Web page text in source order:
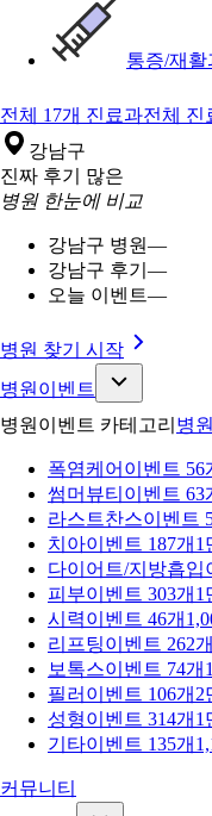
통증/재활
전체 17개 진료과전체 진
강남구
진짜 후기 많은
병원 한눈에 비교
강남구 병원—
강남구 후기 —
오늘 이벤트—
병원 찾기 시작
병원이벤트
병원이벤트 카테고리 병
폭염케어 이벤트 56
썸머뷰티 이벤트 63
라스트찬스이벤트
치아이벤트 187개 1
다이어트/지방흡입
피부이벤트 303개 1
시력이벤트 46개
리프팅이벤트 262개
보톡스이벤트 74개
필러 이벤트 106개 2
성형이벤트 314개 1
기타이벤트 135개
커뮤니티